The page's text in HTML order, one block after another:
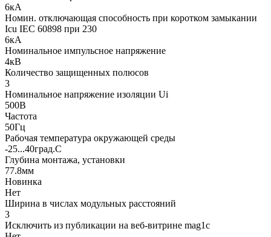
6кА
Номин. отключающая способность при коротком замыкании
Icu IEC 60898 при 230
6кА
Номинальное импульсное напряжение
4кВ
Количество защищенных полюсов
3
Номинальное напряжение изоляции Ui
500В
Частота
50Гц
Рабочая температура окружающей среды
-25...40град.C
Глубина монтажа, установки
77.8мм
Новинка
Нет
Ширина в числах модульных расстояний
3
Исключить из публикации на веб-витрине mag1c